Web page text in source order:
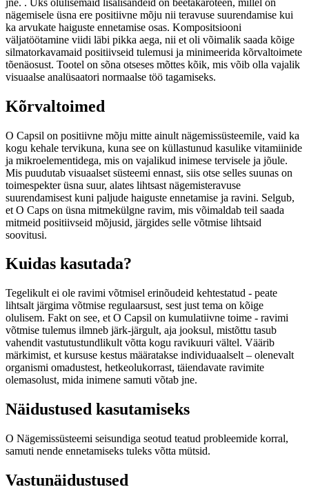
nägemisele üsna ere positiivne mõju nii teravuse suurendamise kui
ka arvukate haiguste ennetamise osas. Kompositsiooni
väljatöötamine viidi läbi pikka aega, nii et oli võimalik saada kõige
silmatorkavamaid positiivseid tulemusi ja minimeerida kõrvaltoimete
tõenäosust. Tootel on sõna otseses mõttes kõik, mis võib olla vajalik
visuaalse analüsaatori normaalse töö tagamiseks.
Kõrvaltoimed
O Capsil on positiivne mõju mitte ainult nägemissüsteemile, vaid ka
kogu kehale tervikuna, kuna see on küllastunud kasulike vitamiinide
ja mikroelementidega, mis on vajalikud inimese tervisele ja jõule.
Mis puudutab visuaalset süsteemi ennast, siis otse selles suunas on
toimespekter üsna suur, alates lihtsast nägemisteravuse
suurendamisest kuni paljude haiguste ennetamise ja ravini. Selgub,
et O Caps on üsna mitmekülgne ravim, mis võimaldab teil saada
mitmeid positiivseid mõjusid, järgides selle võtmise lihtsaid
soovitusi.
Kuidas kasutada?
Tegelikult ei ole ravimi võtmisel erinõudeid kehtestatud - peate
lihtsalt järgima võtmise regulaarsust, sest just tema on kõige
olulisem. Fakt on see, et O Capsil on kumulatiivne toime - ravimi
võtmise tulemus ilmneb järk-järgult, aja jooksul, mistõttu tasub
vahendit vastutustundlikult võtta kogu ravikuuri vältel. Väärib
märkimist, et kursuse kestus määratakse individuaalselt – olenevalt
organismi omadustest, hetkeolukorrast, täiendavate ravimite
olemasolust, mida inimene samuti võtab jne.
Näidustused kasutamiseks
O Nägemissüsteemi seisundiga seotud teatud probleemide korral,
samuti nende ennetamiseks tuleks võtta mütsid.
Vastunäidustused